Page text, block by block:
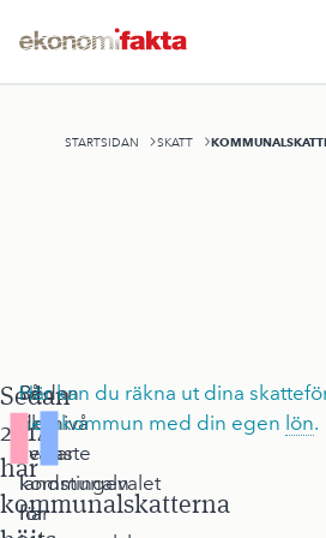
STARTSIDAN SKATT
Sedan
2014
har
kommunalskatterna
Sedan
det
senaste
kommunalvalet
har
På
riksnivå
svarar
landstingen
för
Här kan du räkna ut dina
hemkommun med din egen lön.